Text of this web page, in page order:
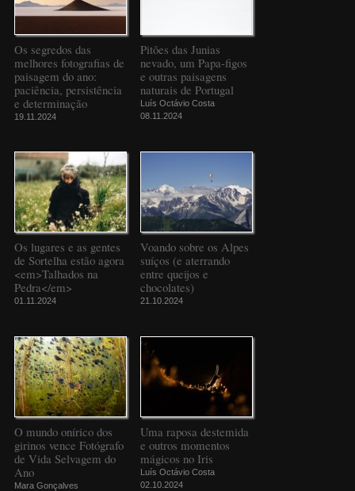
Os segredos das
melhores fotografias de
paisagem do ano:
paciência, persistência
e determinação
19.11.2024
Pitões das Junias
nevado, um Papa-figos
e outras paisagens
naturais de Portugal
Luís Octávio Costa
08.11.2024
Os lugares e as gentes
de Sortelha estão agora
<em>Talhados na
Pedra</em>
01.11.2024
Voando sobre os Alpes
suíços (e aterrando
entre queijos e
chocolates)
21.10.2024
O mundo onírico dos
girinos vence Fotógrafo
de Vida Selvagem do
Ano
Mara Gonçalves
Uma raposa destemida
e outros momentos
mágicos no Iris
Luís Octávio Costa
02.10.2024